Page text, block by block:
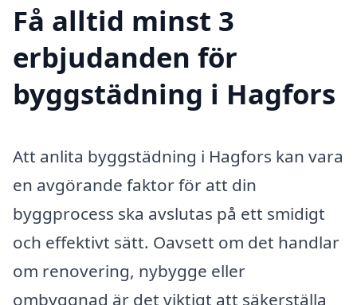
Få alltid minst 3
erbjudanden för
byggstädning i Hagfors
Att anlita byggstädning i Hagfors kan vara
en avgörande faktor för att din
byggprocess ska avslutas på ett smidigt
och effektivt sätt. Oavsett om det handlar
om renovering, nybygge eller
ombyggnad är det viktigt att säkerställa